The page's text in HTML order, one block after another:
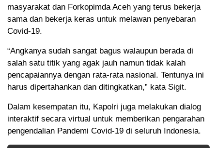
masyarakat dan Forkopimda Aceh yang terus bekerja
sama dan bekerja keras untuk melawan penyebaran
Covid-19.
“Angkanya sudah sangat bagus walaupun berada di
salah satu titik yang agak jauh namun tidak kalah
pencapaiannya dengan rata-rata nasional. Tentunya ini
harus dipertahankan dan ditingkatkan,” kata Sigit.
Dalam kesempatan itu, Kapolri juga melakukan dialog
interaktif secara virtual untuk memberikan pengarahan
pengendalian Pandemi Covid-19 di seluruh Indonesia.